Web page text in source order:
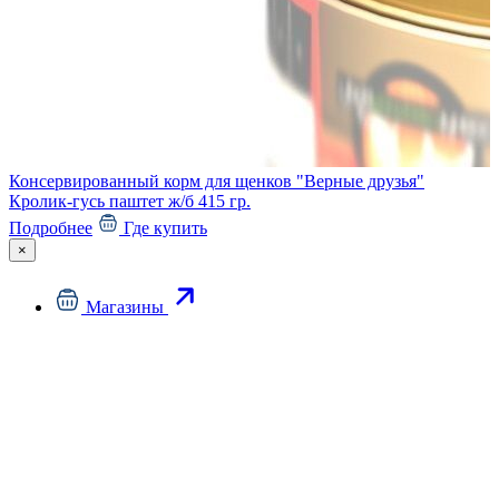
Консервированный корм для щенков "Верные друзья"
Кролик-гусь паштет ж/б 415 гр.
Подробнее
Где купить
×
Магазины